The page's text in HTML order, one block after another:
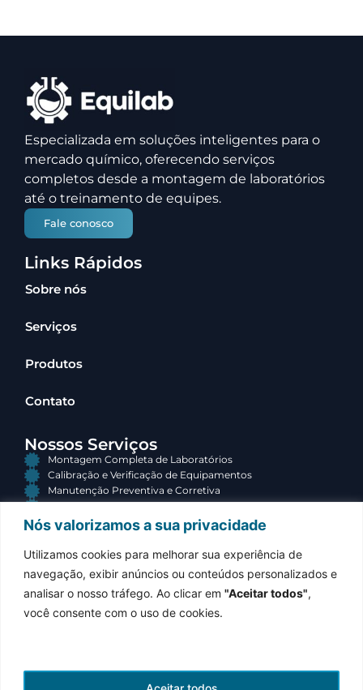
Nós valorizamos a sua privacidade
Utilizamos cookies para melhorar sua experiência de
navegação, exibir anúncios ou conteúdos personalizados e
analisar o nosso tráfego. Ao clicar em "Aceitar todos",
você consente com o uso de cookies.
Especializada em soluções inteligentes para o
mercado químico, oferecendo serviços
completos desde a montagem de laboratórios
até o treinamento de equipes.
Fale conosco
Links Rápidos
Sobre nós
Serviços
Produtos
Contato
Nossos Serviços
Montagem Completa de Laboratórios
Calibração e Verificação de Equipamentos
Manutenção Preventiva e Corretiva
Consultoria e Terceirização
(34) 3313-3767
Atendimento comercial
contato@equilabsolucoes.com.br
Resposta em até 24h